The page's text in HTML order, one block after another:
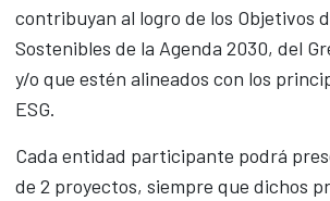
contribuyan al logro de los Objetivos
Sostenibles de la Agenda 2030, del
y/o que estén alineados con los
ESG.
Cada entidad participante podrá
de 2 proyectos, siempre que dichos